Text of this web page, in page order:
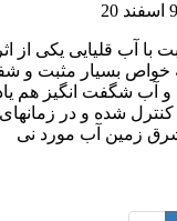
20
با آب قلیایی یکی از
خواص بسیار مثبت و
شگفت انگیز هم یاد
شده و در
زمین آب مورد نی